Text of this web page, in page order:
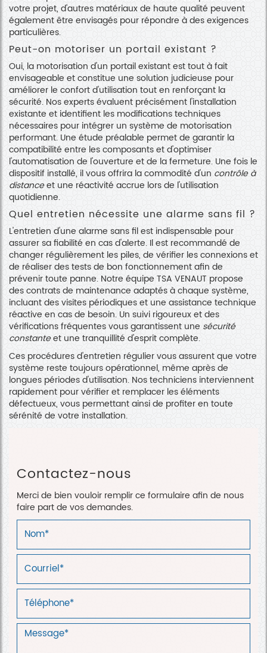
votre projet, d'autres matériaux de haute qualité peuvent
également être envisagés pour répondre à des exigences
particulières.
Peut-on motoriser un portail existant ?
Oui, la motorisation d'un portail existant est tout à fait
envisageable et constitue une solution judicieuse pour
améliorer le confort d'utilisation tout en renforçant la
sécurité. Nos experts évaluent précisément l'installation
existante et identifient les modifications techniques
nécessaires pour intégrer un système de motorisation
performant. Une étude préalable permet de garantir la
compatibilité entre les composants et d'optimiser
l'automatisation de l'ouverture et de la fermeture. Une fois le
dispositif installé, il vous offrira la commodité d'un contrôle à
distanceet une réactivité accrue lors de l'utilisation
quotidienne.
Quel entretien nécessite une alarme sans fil ?
L'entretien d'une alarme sans fil est indispensable pour
assurer sa fiabilité en cas d'alerte. Il est recommandé de
changer régulièrement les piles, de vérifier les connexions et
de réaliser des tests de bon fonctionnement afin de
prévenir toute panne. Notre équipe TSA VENAUT propose
des contrats de maintenance adaptés à chaque système,
incluant des visites périodiques et une assistance technique
réactive en cas de besoin. Un suivi rigoureux et des
vérifications fréquentes vous garantissent une sécurité
constanteet une tranquillité d'esprit complète.
Ces procédures d'entretien régulier vous assurent que votre
système reste toujours opérationnel, même après de
longues périodes d'utilisation. Nos techniciens interviennent
rapidement pour vérifier et remplacer les éléments
défectueux, vous permettant ainsi de profiter en toute
sérénité de votre installation.
Contactez-nous
Merci de bien vouloir remplir ce formulaire afin de nous
faire part de vos demandes.